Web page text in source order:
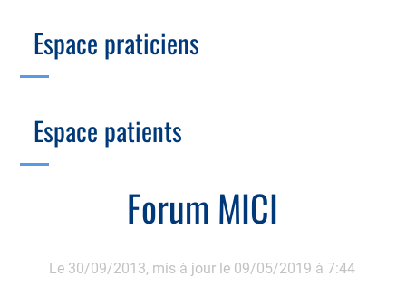
Forum MICI
Le 30/09/2013, mis à jour le 09/05/2019 à 7:44
Espace praticiens
Échographie
Gastro-pédiatrie
Cotation des actes, lien avec les syndicats
Espace patients
Nutrition